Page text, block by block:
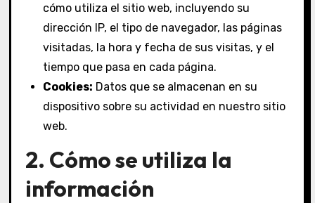
cómo utiliza el sitio web, incluyendo su
dirección IP, el tipo de navegador, las páginas
visitadas, la hora y fecha de sus visitas, y el
tiempo que pasa en cada página.
Cookies: Datos que se almacenan en su
dispositivo sobre su actividad en nuestro sitio
web.
2. Cómo se utiliza la
información